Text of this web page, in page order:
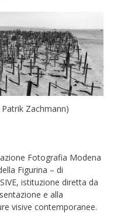
Zachmann)
Fotografia Modena
Figurina – di
istituzione diretta da
e alla
visive contemporanee.